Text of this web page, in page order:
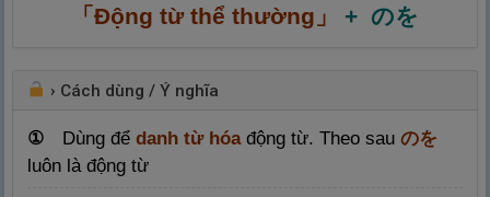
「Động từ thể thường」 + のを
› Cách dùng / Ý nghĩa
① Dùng để danh từ hóađộng từ. Theo sau のを
luôn là động từ